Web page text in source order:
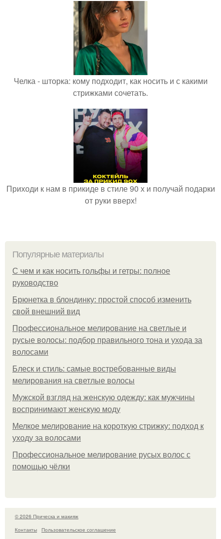
Челка - шторка: кому подходит, как носить и с какими
стрижками сочетать.
Приходи к нам в прикиде в стиле 90 х и получай подарки
от руки вверх!
Популярные материалы
С чем и как носить гольфы и гетры: полное
руководство
Брюнетка в блондинку: простой способ изменить
свой внешний вид
Профессиональное мелирование на светлые и
русые волосы: подбор правильного тона и ухода за
волосами
Блеск и стиль: самые востребованные виды
мелирования на светлые волосы
Мужской взгляд на женскую одежду: как мужчины
воспринимают женскую моду
Мелкое мелирование на короткую стрижку: подход к
уходу за волосами
Профессиональное мелирование русых волос с
помощью чёлки
© 2026 Прическа и макияж
Контакты
Пользовательское соглашение